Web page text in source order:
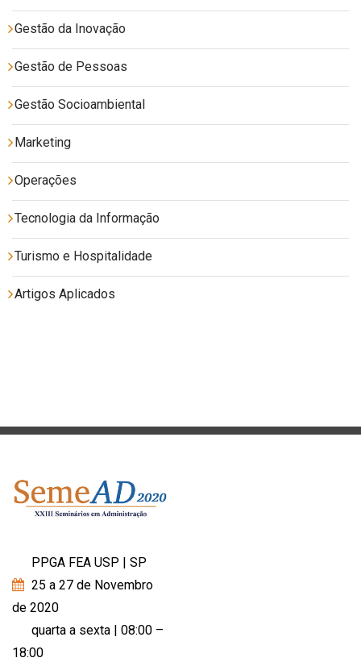
Gestão da Inovação
Gestão de Pessoas
Gestão Socioambiental
Marketing
Operações
Tecnologia da Informação
Turismo e Hospitalidade
Artigos Aplicados
PPGA FEA USP | SP
25 a 27 de Novembro
de 2020
quarta a sexta | 08:00 –
18:00